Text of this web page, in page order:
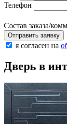
Телефон
Состав заказа/
Отправить заявку
я согласен на
Дверь в